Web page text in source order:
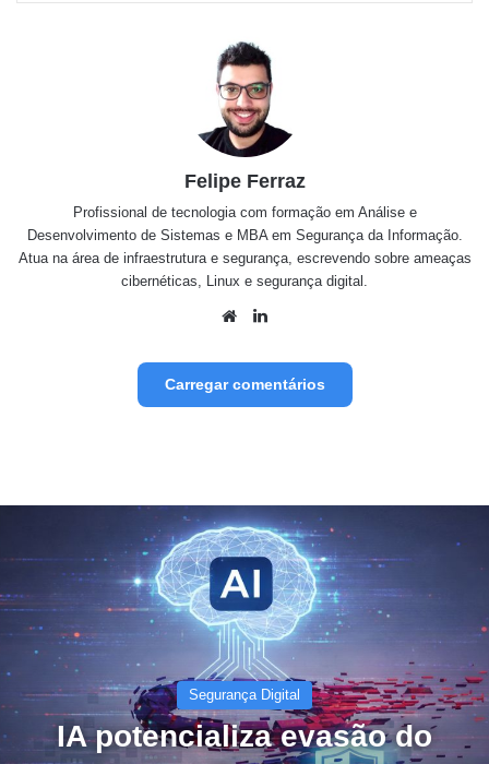
Felipe Ferraz
Profissional de tecnologia com formação em Análise e
Desenvolvimento de Sistemas e MBA em Segurança da Informação.
Atua na área de infraestrutura e segurança, escrevendo sobre ameaças
cibernéticas, Linux e segurança digital.
Website
Carregar comentários